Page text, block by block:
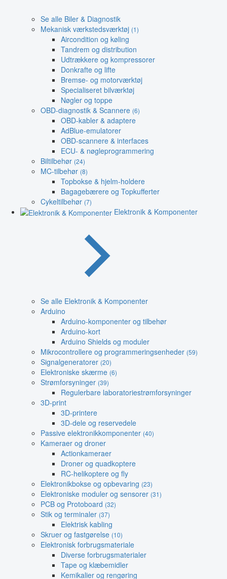
Se alle Biler & Diagnostik
Mekanisk værkstedsværktøj (1)
Aircondition og køling
Tandrem og distribution
Udtrækkere og kompressorer
Donkrafte og lifte
Bremse- og motorværktøj
Specialiseret bilværktøj
Nøgler og toppe
OBD-diagnostik & Scannere (6)
OBD-kabler & adaptere
AdBlue-emulatorer
OBD-scannere & interfaces
ECU- & nøgleprogrammering
Biltilbehør (24)
MC-tilbehør (8)
Topbokse & hjelm-holdere
Bagagebærere og Topkufferter
Cykeltilbehør (7)
Elektronik & Komponenter
Se alle Elektronik & Komponenter
Arduino
Arduino-komponenter og tilbehør
Arduino-kort
Arduino Shields og moduler
Mikrocontrollere og programmeringsenheder (59)
Signalgeneratorer (20)
Elektroniske skærme (6)
Strømforsyninger (39)
Regulerbare laboratoriestrømforsyninger
3D-print
3D-printere
3D-dele og reservedele
Passive elektronikkomponenter (40)
Kameraer og droner
Actionkameraer
Droner og quadkoptere
RC-helikoptere og fly
Elektronikbokse og opbevaring (23)
Elektroniske moduler og sensorer (31)
PCB og Protoboard (32)
Stik og terminaler (37)
Elektrisk kabling
Skruer og fastgørelse (10)
Elektronisk forbrugsmateriale
Diverse forbrugsmaterialer
Tape og klæbemidler
Kemikalier og rengøring